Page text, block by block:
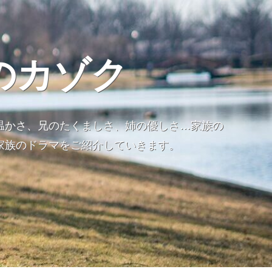
カゾク
かさ、兄のたくましさ、姉の優しさ…家族の
のドラマをご紹介していきます。